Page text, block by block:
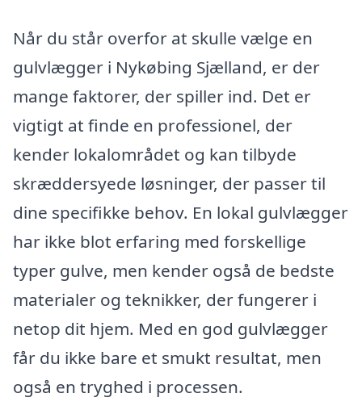
Når du står overfor at skulle vælge en
gulvlægger i Nykøbing Sjælland, er der
mange faktorer, der spiller ind. Det er
vigtigt at finde en professionel, der
kender lokalområdet og kan tilbyde
skræddersyede løsninger, der passer til
dine specifikke behov. En lokal gulvlægger
har ikke blot erfaring med forskellige
typer gulve, men kender også de bedste
materialer og teknikker, der fungerer i
netop dit hjem. Med en god gulvlægger
får du ikke bare et smukt resultat, men
også en tryghed i processen.